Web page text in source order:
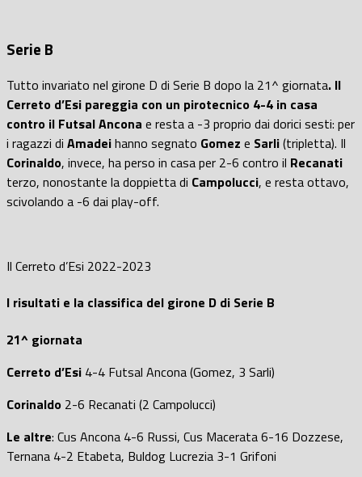
Serie B
Tutto invariato nel girone D di Serie B dopo la 21^ giornata. Il
Cerreto d’Esi pareggia con un pirotecnico 4-4 in casa
contro il Futsal Ancona e resta a -3 proprio dai dorici sesti: per
i ragazzi di Amadeihanno segnato Gomez e Sarli(tripletta). Il
Corinaldo, invece, ha perso in casa per 2-6 contro il Recanati
terzo, nonostante la doppietta di Campolucci, e resta ottavo,
scivolando a -6 dai play-off.
Il Cerreto d’Esi 2022-2023
I risultati e la classifica del girone D di Serie B
21^ giornata
Cerreto d’Esi 4-4 Futsal Ancona (Gomez, 3 Sarli)
Corinaldo 2-6 Recanati (2 Campolucci)
Le altre: Cus Ancona 4-6 Russi, Cus Macerata 6-16 Dozzese,
Ternana 4-2 Etabeta, Buldog Lucrezia 3-1 Grifoni